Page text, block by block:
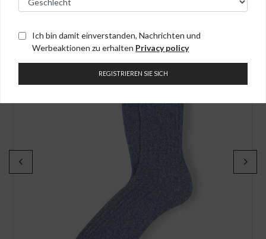
Ich bin damit einverstanden, Nachrichten und
Werbeaktionen zu erhalten Privacy policy
REGISTRIEREN SIE SICH